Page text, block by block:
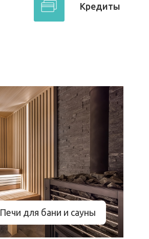
Кредиты
Печи для бани и сауны